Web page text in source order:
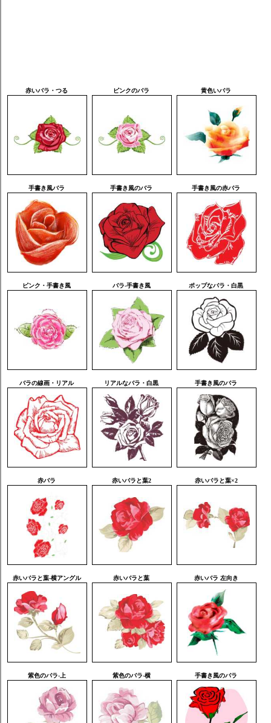
赤いバラ・つる ピンクのバラ 黄色いバラ
手書き風バラ 手書き風のバラ 手書き風の赤バラ
ピンク・手書き風 バラ-手書き風 ポップなバラ・白黒
バラの線画・リアル リアルなバラ・白黒 手書き風のバラ
赤バラ 赤いバラと葉2 赤いバラと葉×2
赤いバラと葉-横アングル 赤いバラと葉 赤いバラ 左向き
紫色のバラ-上 紫色のバラ-横 手書き風のバラ